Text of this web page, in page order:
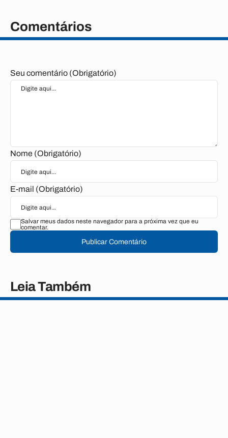
Comentários
Seu comentário (Obrigatório)
Nome (Obrigatório)
E-mail (Obrigatório)
Salvar meus dados neste navegador para a próxima vez que eu
comentar.
Publicar Comentário
Leia Também